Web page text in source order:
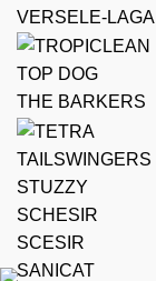
VERSELE-LAGA
TOP DOG
THE BARKERS
TAILSWINGERS
STUZZY
SCHESIR
SCESIR
SANICAT